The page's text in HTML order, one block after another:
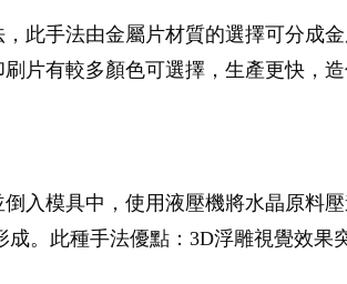
此手法由金屬片材質的選擇可分成
片有較多顏色可選擇，生產更快，
入模具中，使用液壓機將水晶原料
。此種手法優點：3D浮雕視覺效果